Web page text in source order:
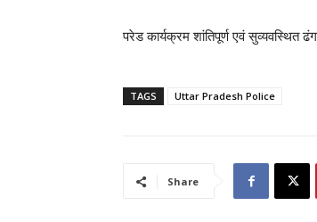
परेड कार्यक्रम शांतिपूर्ण एवं सुव्यवस्थित
TAGS Uttar Pradesh Police
Share